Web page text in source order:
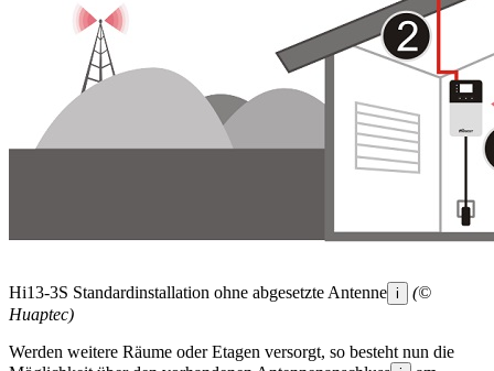
Hi13-3S Standardinstallation ohne abgesetzte Antenne i
(©
Huaptec)
Werden weitere Räume oder Etagen versorgt, so besteht nun die